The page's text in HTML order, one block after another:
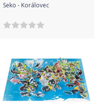
Seko - Korálovec